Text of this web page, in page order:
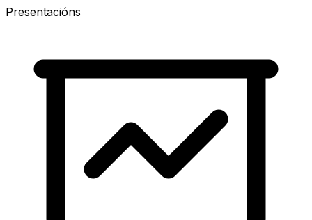
Presentacións